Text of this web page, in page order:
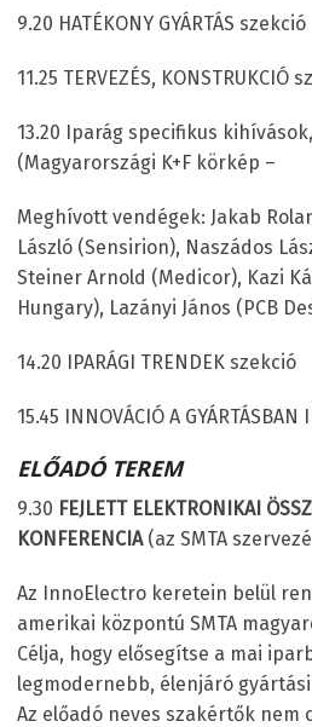
9.20 HATÉKONY GYÁRTÁS szekció
11.25 TERVEZÉS, KONSTRUKCIÓ
13.20 Iparág specifikus
(Magyarországi K+F körkép –
Meghívott vendégek: Jakab
László (Sensirion), Naszádos
Steiner Arnold (Medicor), Kazi
Hungary), Lazányi János (PCB
14.20 IPARÁGI TRENDEK szekció
15.45 INNOVÁCIÓ A
ELŐADÓ TEREM
9.30 FEJLETT ELEKTRONIKAI Ö
KONFERENCIA(az SMTA
Az InnoElectro keretein belül
amerikai központú SMTA
Célja, hogy elősegítse a mai
legmodernebb, élenjáró
Az előadó neves szakértők nem